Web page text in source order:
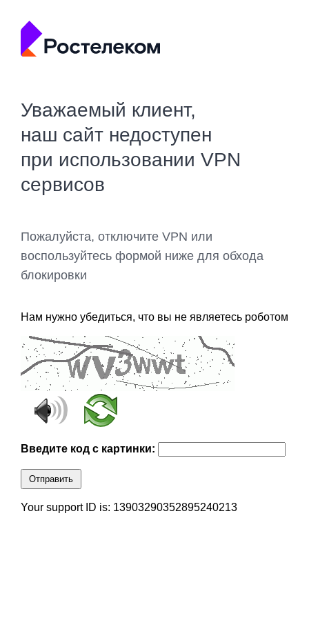
Уважаемый клиент,
наш сайт недоступен
при использовании VPN
сервисов
Пожалуйста, отключите VPN или
воспользуйтесь формой ниже для обхода
блокировки
Нам нужно убедиться, что вы не являетесь роботом
Введите код с картинки:
Отправить
Your support ID is: 13903290352895240213